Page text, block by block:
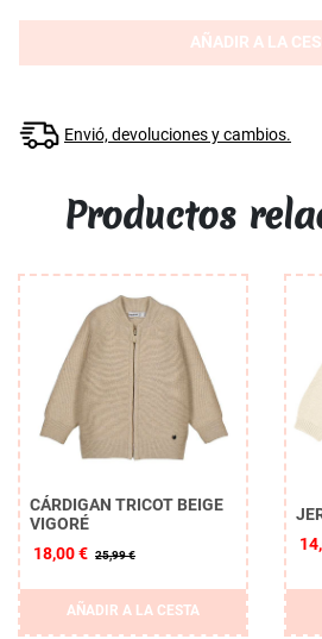
AÑADIR A LA
Envió, devoluciones y cambios.
Productos
CÁRDIGAN TRICOT BEIGE
VIGORÉ
18,00 € 25,99 €
AÑADIR A LA CESTA